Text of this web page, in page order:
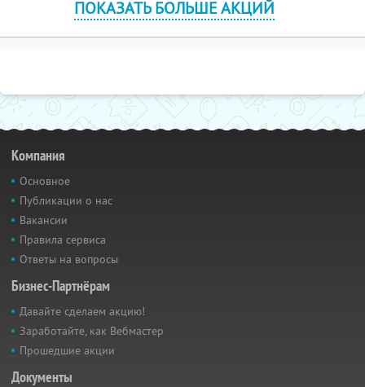
ПОКАЗАТЬ БОЛЬШЕ АКЦИЙ
Компания
Основное
Публикации о нас
Вакансии
Правила сервиса
Ответы на вопросы
Бизнес-Партнёрам
Давайте сделаем акцию!
Заработайте, как Вебмастер
Прошедшие акции
Документы